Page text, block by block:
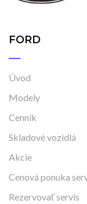
FORD
Úvod
Modely
Cenník
Skladové vozidlá
Akcie
Cenová ponuka
Rezervovať servis